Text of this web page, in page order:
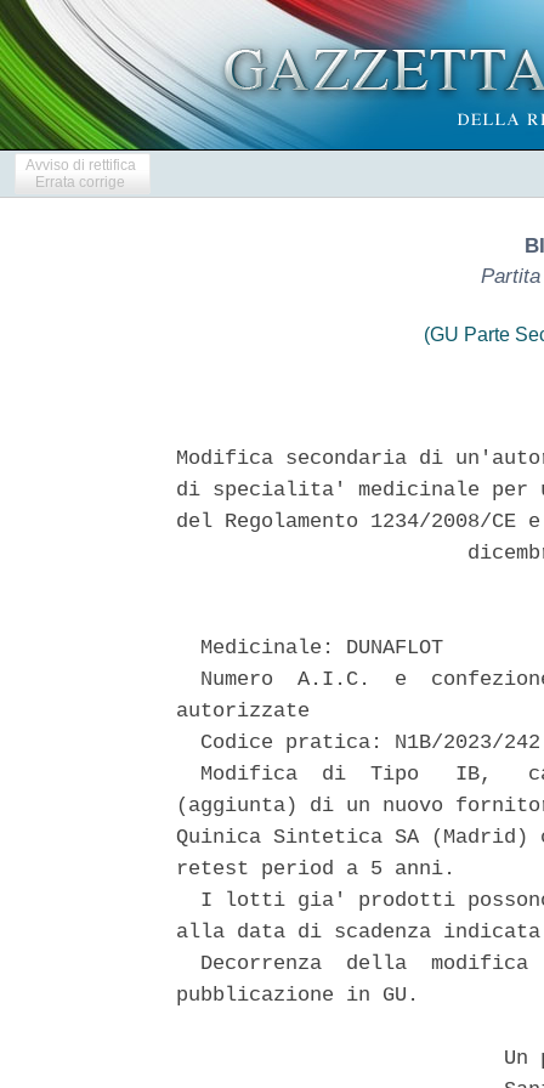
Avviso di rettifica
Errata corrige
Partita
(GU Parte
Modifica secondaria di
di specialita' medicinale per
del Regolamento 1234/2008/
  Medicinale: DUNAFLOT
Numero  A.I.C.  e
autorizzate
Codice pratica: N1B/2023/
Modifica  di  Tipo   IB,
(aggiunta) di un nuovo
Quinica Sintetica SA (Madrid)
retest period a 5 anni.
I lotti gia' prodotti
alla data di scadenza
Decorrenza  della  modifica
pubblicazione in GU.
Un